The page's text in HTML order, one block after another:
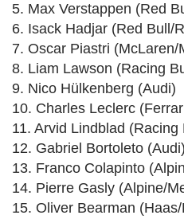
5. Max Verstappen (Red
6. Isack Hadjar (Red Bull/
7. Oscar Piastri (McLaren/
8. Liam Lawson (Racing
9. Nico Hülkenberg (Audi)
10. Charles Leclerc
11. Arvid Lindblad
12. Gabriel Bortoleto (Audi)
13. Franco Colapinto
14. Pierre Gasly (Alpine/
15. Oliver Bearman